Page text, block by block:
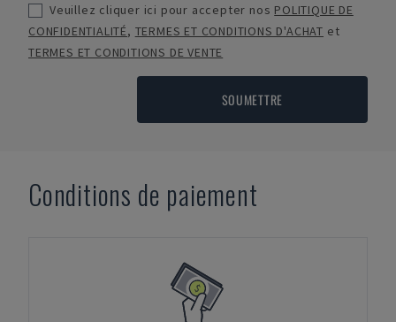
Veuillez cliquer ici pour accepter nos POLITIQUE DE
CONFIDENTIALITÉ, TERMES ET CONDITIONS D'ACHAT et
TERMES ET CONDITIONS DE VENTE
SOUMETTRE
Conditions de paiement